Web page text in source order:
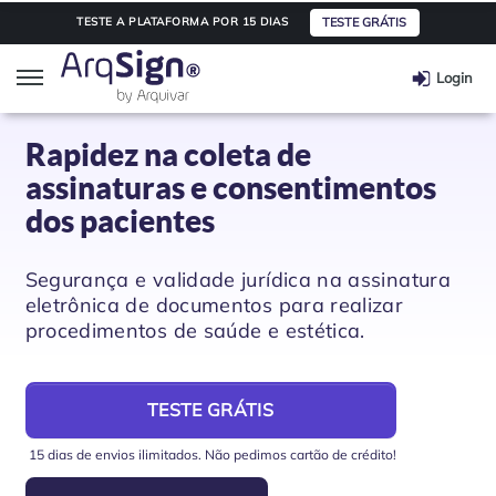
TESTE A PLATAFORMA POR 15 DIAS TESTE GRÁTIS
ArqSign
Soluções
Assinatura digital
Integração de API
Automação e Workflow
Segmentos
Saúde
Transporte e Logística
Educação
Planos e Preços
Integre seu software
Informações
Login
Rapidez na coleta de
assinaturas e consentimentos
dos pacientes
Segurança e validade jurídica na assinatura
eletrônica de documentos para realizar
procedimentos de saúde e estética.
TESTE GRÁTIS
15 dias de envios ilimitados. Não pedimos cartão de crédito!